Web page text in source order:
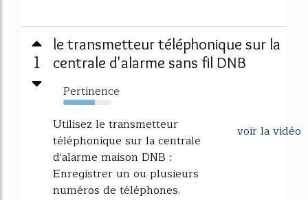
1
le transmetteur téléphonique sur la
centrale d'alarme sans fil DNB
Pertinence
65%
voir la vidéo
Utilisez le transmetteur
téléphonique sur la centrale
d'alarme maison DNB :
Enregistrer un ou plusieurs
numéros de téléphones.